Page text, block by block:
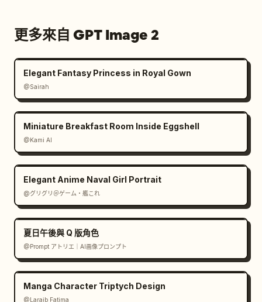
更多來自 GPT Image 2
Elegant Fantasy Princess in Royal Gown
@Sairah
Miniature Breakfast Room Inside Eggshell
@Kami AI
Elegant Anime Naval Girl Portrait
@グリグリ＠ゲーム・艦これ
夏日午後與 Q 版角色
@Prompt アトリエ｜AI画像プロンプト
Manga Character Triptych Design
@Laraib Fatima‎